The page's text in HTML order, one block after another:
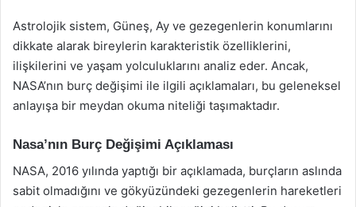
Astrolojik sistem, Güneş, Ay ve gezegenlerin konumlarını
dikkate alarak bireylerin karakteristik özelliklerini,
ilişkilerini ve yaşam yolculuklarını analiz eder. Ancak,
NASA’nın burç değişimi ile ilgili açıklamaları, bu geleneksel
anlayışa bir meydan okuma niteliği taşımaktadır.
Nasa’nın Burç Değişimi Açıklaması
NASA, 2016 yılında yaptığı bir açıklamada, burçların aslında
sabit olmadığını ve gökyüzündeki gezegenlerin hareketleri